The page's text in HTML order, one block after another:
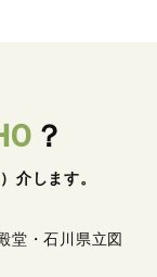
？
） 介します。
堂・石川県立図